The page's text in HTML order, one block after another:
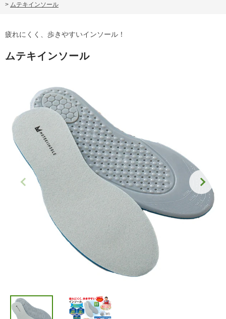
> ムテキインソール
疲れにくく、歩きやすいインソール！
ムテキインソール